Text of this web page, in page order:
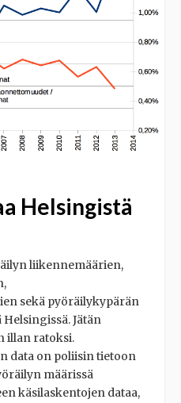
Helsingistä
liikennemäärien,
sekä pyöräilykypärän
Jätän
illan ratoksi.
data on poliisin tietoon
määrissä
käsilaskentojen dataa,